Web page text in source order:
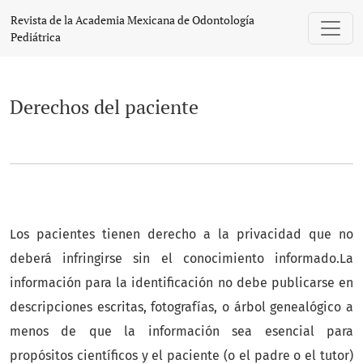
Derechos del paciente
Revista de la Academia Mexicana de Odontología
Pediátrica
Derechos del paciente
Los pacientes tienen derecho a la privacidad que no
deberá infringirse sin el conocimiento informado.La
información para la identificación no debe publicarse en
descripciones escritas, fotografías, o árbol genealógico a
menos de que la información sea esencial para
propósitos científicos y el paciente (o el padre o el tutor)